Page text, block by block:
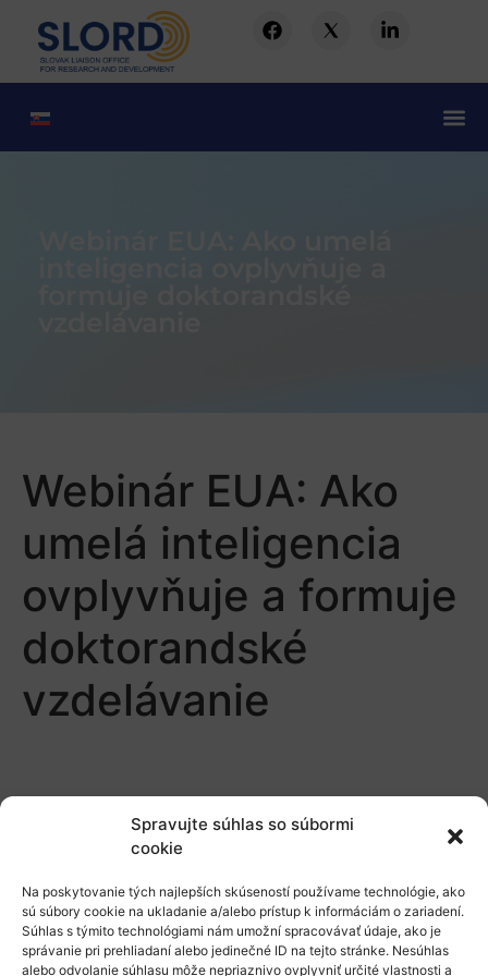
Spravujte súhlas so súbormi
cookie
Na poskytovanie tých najlepších skúseností používame technológie, ako
sú súbory cookie na ukladanie a/alebo prístup k informáciám o zariadení.
Súhlas s týmito technológiami nám umožní spracovávať údaje, ako je
správanie pri prehliadaní alebo jedinečné ID na tejto stránke. Nesúhlas
alebo odvolanie súhlasu môže nepriaznivo ovplyvniť určité vlastnosti a
Webinár EUA: Ako
umelá inteligencia
ovplyvňuje a formuje
doktorandské
vzdelávanie
O nás
Naše služby
Financovanie a podpora